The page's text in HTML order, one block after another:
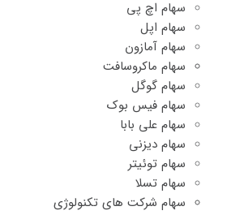
سهام اچ پی
سهام اپل
سهام آمازون
سهام ماکروسافت
سهام گوگل
سهام فیس بوک
سهام علی بابا
سهام دیزنی
سهام توئیتر
سهام تسلا
سهام شرکت های تکنولوژی